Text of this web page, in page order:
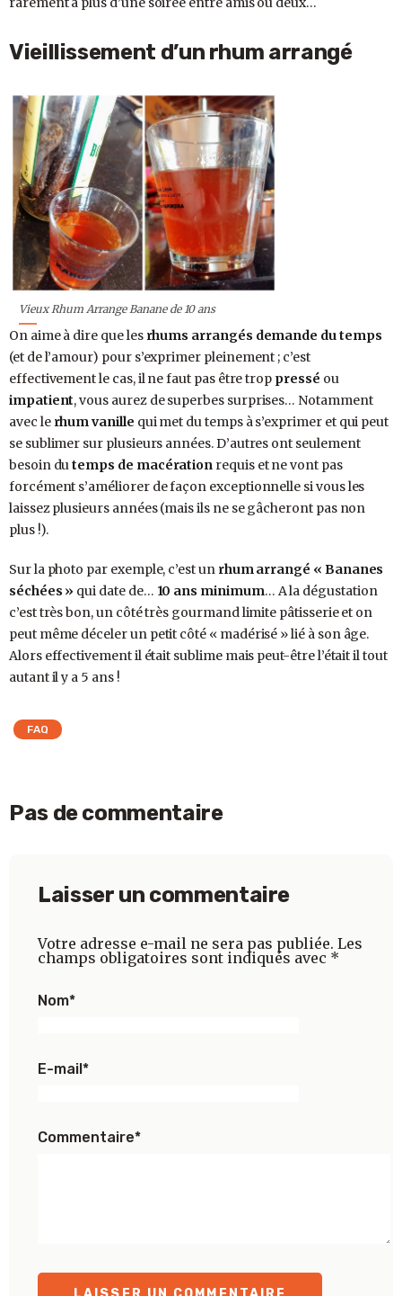
Vieillissement d’un rhum arrangé
Vieux Rhum Arrange Banane de 10 ans
On aime à dire que les rhums arrangés demande du temps
(et de l’amour) pour s’exprimer pleinement ; c’est
effectivement le cas, il ne faut pas être trop pressé ou
impatient, vous aurez de superbes surprises… Notamment
avec le rhum vanille qui met du temps à s’exprimer et qui peut
se sublimer sur plusieurs années. D’autres ont seulement
besoin dutemps de macération requis et ne vont pas
forcément s’améliorer de façon exceptionnelle si vous les
laissez plusieurs années (mais ils ne se gâcheront pas non
plus !).
Sur la photo par exemple, c’est un rhum arrangé « Bananes
séchées » qui date de… 10 ans minimum… A la dégustation
c’est très bon, un côté très gourmand limite pâtisserie et on
peut même déceler un petit côté « madérisé » lié à son âge.
Alors effectivement il était sublime mais peut-être l’était il tout
autant il y a 5 ans !
FAQ
Pas de commentaire
Laisser un commentaire
Votre adresse e-mail ne sera pas publiée. Les
champs obligatoires sont indiqués avec *
Nom*
E-mail *
Commentaire*